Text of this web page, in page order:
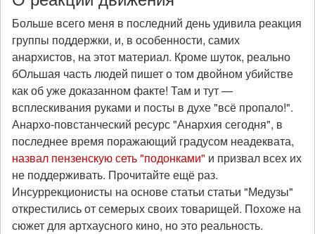
Больше всего меня в последний день удивила реакция
группы поддержки, и, в особенности, самих
анархистов, на этот материал. Кроме шуток, реально
бОльшая часть людей пишет о том двойном убийстве
как об уже доказанном факте! Там и тут —
всплескивания руками и посты в духе "всё пропало!".
Анархо-повстанческий ресурс "Анархия сегодня", в
последнее время поражающий градусом неадеквата,
назвал пензенскую сеть "подонками" и призвал всех их
не поддерживать. Прочитайте ещё раз.
Инсуррекционисты на основе статьи статьи "Медузы"
открестились от семерых своих товарищей. Похоже на
сюжет для артхаусного кино, но это реальность.